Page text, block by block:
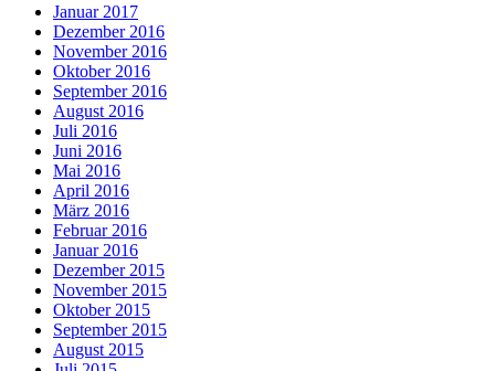
Januar 2017
Dezember 2016
November 2016
Oktober 2016
September 2016
August 2016
Juli 2016
Juni 2016
Mai 2016
April 2016
März 2016
Februar 2016
Januar 2016
Dezember 2015
November 2015
Oktober 2015
September 2015
August 2015